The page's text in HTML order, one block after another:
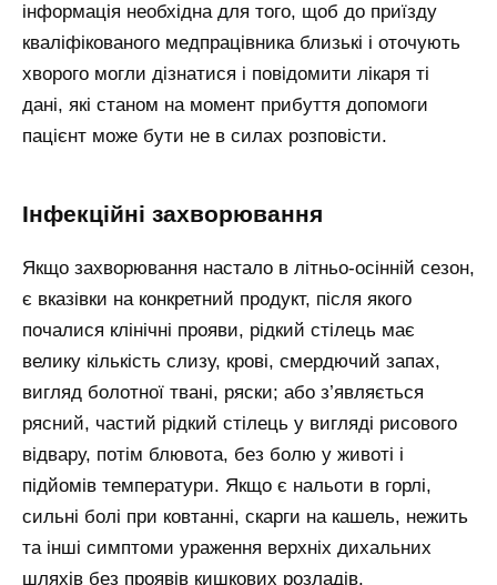
інформація необхідна для того, щоб до приїзду
кваліфікованого медпрацівника близькі і оточують
хворого могли дізнатися і повідомити лікаря ті
дані, які станом на момент прибуття допомоги
пацієнт може бути не в силах розповісти.
Інфекційні захворювання
Якщо захворювання настало в літньо-осінній сезон,
є вказівки на конкретний продукт, після якого
почалися клінічні прояви, рідкий стілець має
велику кількість слизу, крові, смердючий запах,
вигляд болотної твані, ряски; або з’являється
рясний, частий рідкий стілець у вигляді рисового
відвару, потім блювота, без болю у животі і
підйомів температури. Якщо є нальоти в горлі,
сильні болі при ковтанні, скарги на кашель, нежить
та інші симптоми ураження верхніх дихальних
шляхів без проявів кишкових розладів.